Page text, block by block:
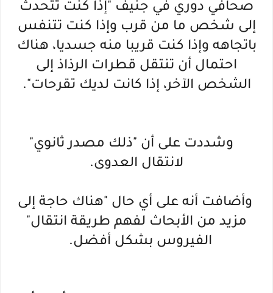
صحافي دوري في جنيف "إذا كنت تتحدث
إلى شخص ما من قرب وإذا كنت تتنفس
باتجاهه وإذا كنت قريبا منه جسديا، هناك
احتمال أن تنتقل قطرات الرذاذ إلى
الشخص الآخر، إذا كانت لديك تقرحات".
وشددت على أن "ذلك مصدر ثانوي"
لانتقال العدوى.
وأضافت أنه على أي حال "هناك حاجة إلى
مزيد من الأبحاث لفهم طريقة انتقال"
الفيروس بشكل أفضل.